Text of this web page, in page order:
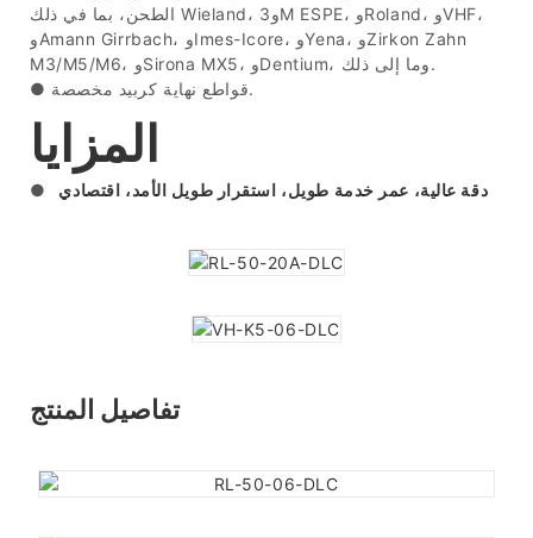
الطحن، بما في ذلك Wieland، و3M ESPE، وRoland، وVHF،
وAmann Girrbach، وImes-Icore، وYena، وZirkon Zahn
M3/M5/M6، وSirona MX5، وDentium، وما إلى ذلك.
●
قواطع نهاية كربيد مخصصة.
المزايا
● دقة عالية، عمر خدمة طويل، استقرار طويل الأمد، اقتصادي
تفاصيل المنتج